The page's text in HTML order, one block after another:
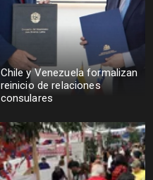
Chile y Venezuela formalizan
reinicio de relaciones
consulares